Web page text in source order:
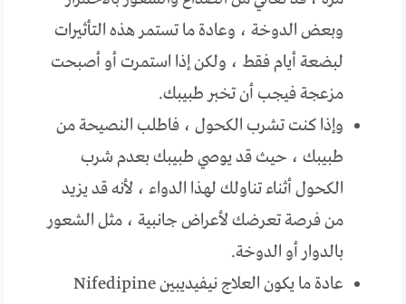
وبعض الدوخة ، وعادة ما تستمر هذه التأثيرات
لبضعة أيام فقط ، ولكن إذا استمرت أو أصبحت
مزعجة فيجب أن تخبر طبيبك.
وإذا كنت تشرب الكحول ، فاطلب النصيحة من
طبيبك ، حيث قد يوصي طبيبك بعدم شرب
الكحول أثناء تناولك لهذا الدواء ، لأنه قد يزيد
من فرصة تعرضك لأعراض جانبية ، مثل الشعور
بالدوار أو الدوخة.
عادة ما يكون العلاج نيفيديبين Nifedipine